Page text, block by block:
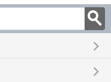
keyboard_arrow_right
keyboard_arrow_right